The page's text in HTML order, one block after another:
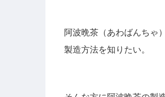
阿波晩茶（あわばんちゃ
製造方法を知りたい。